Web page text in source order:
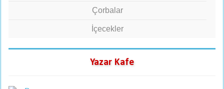
Çorbalar
İçecekler
Yazar Kafe